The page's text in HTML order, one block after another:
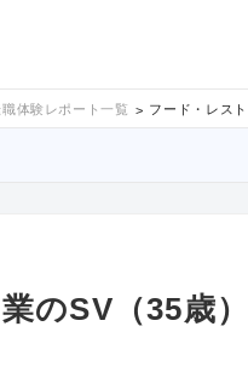
体験レポート一覧 フード・レス
のSV（35歳